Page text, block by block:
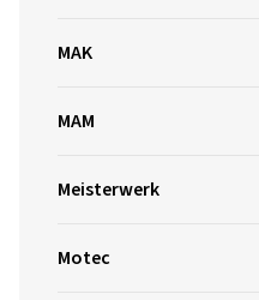
MAK
MAM
Meisterwerk
Motec